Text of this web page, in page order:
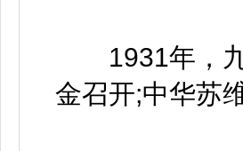
1931年，九
金召开;中华苏